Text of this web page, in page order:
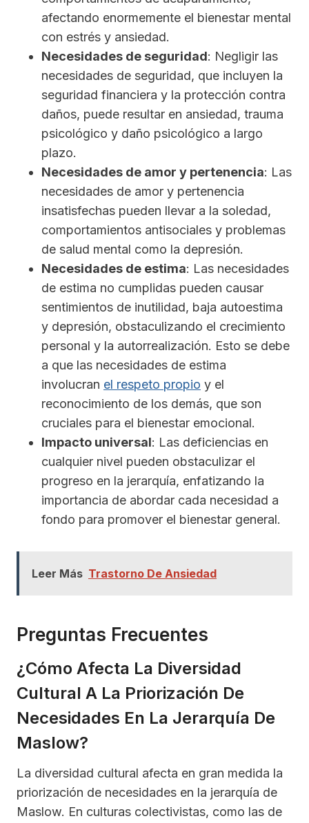
afectando enormemente el bienestar mental
con estrés y ansiedad.
Necesidades de seguridad: Negligir las
necesidades de seguridad, que incluyen la
seguridad financiera y la protección contra
daños, puede resultar en ansiedad, trauma
psicológico y daño psicológico a largo
plazo.
Necesidades de amor y pertenencia: Las
necesidades de amor y pertenencia
insatisfechas pueden llevar a la soledad,
comportamientos antisociales y problemas
de salud mental como la depresión.
Necesidades de estima: Las necesidades
de estima no cumplidas pueden causar
sentimientos de inutilidad, baja autoestima
y depresión, obstaculizando el crecimiento
personal y la autorrealización. Esto se debe
a que las necesidades de estima
involucran el respeto propio y el
reconocimiento de los demás, que son
cruciales para el bienestar emocional.
Impacto universal: Las deficiencias en
cualquier nivel pueden obstaculizar el
progreso en la jerarquía, enfatizando la
importancia de abordar cada necesidad a
fondo para promover el bienestar general.
Leer Más Trastorno De Ansiedad
Preguntas Frecuentes
¿Cómo Afecta La Diversidad
Cultural A La Priorización De
Necesidades En La Jerarquía De
Maslow?
La diversidad cultural afecta en gran medida la
priorización de necesidades en la jerarquía de
Maslow. En culturas colectivistas, como las de